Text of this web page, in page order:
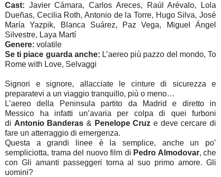
Cast: Javier Cámara, Carlos Areces, Raúl Arévalo, Lola
Dueñas, Cecilia Roth, Antonio de la Torre, Hugo Silva, José
María Yazpik, Blanca Suárez, Paz Vega, Miguel Ángel
Silvestre, Laya Martí
Genere: volatile
Se ti piace guarda anche: L’aereo più pazzo del mondo, To
Rome with Love, Selvaggi
Signori e signore, allacciate le cinture di sicurezza e
preparatevi a un viaggio tranquillo, più o meno…
L’aereo della Peninsula partito da Madrid e diretto in
Messico ha infatti un’avaria per colpa di quei furboni
di Antonio Banderas & Penelope Cruz e deve cercare di
fare un atterraggio di emergenza.
Questa a grandi linee è la semplice, anche un po’
sempliciotta, trama del nuovo film di Pedro Almodovar, che
con Gli amanti passeggeri torna al suo primo amore. Gli
uomini?